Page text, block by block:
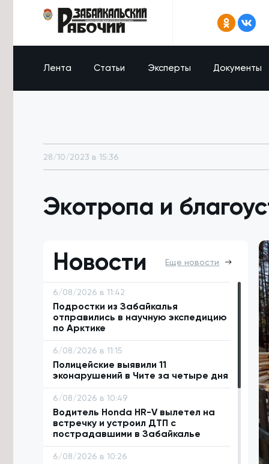
Лента Статьи Эксперты Документы
28/10/2023 в 15:36
Экотропа и
Новости
Еще новости
6/08/2026 в 11:42
Подростки из Забайкалья
отправились в научную экспедицию
по Арктике
6/08/2026 в 11:15
Полицейские выявили 11
эконарушений в Чите за четыре дня
6/08/2026 в 10:49
Водитель Honda HR-V вылетел на
встречку и устроил ДТП с
пострадавшими в Забайкалье
6/08/2026 в 10:26